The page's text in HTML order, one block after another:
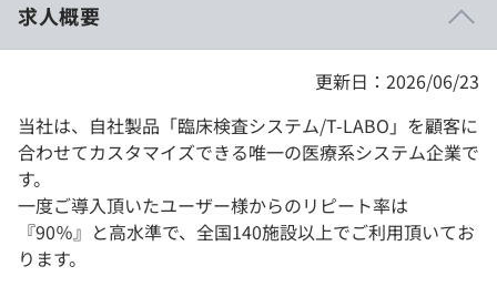
求人概要
更新日：2026/06/23
当社は、自社製品「臨床検査システム/T-LABO」を顧客に
合わせてカスタマイズできる唯一の医療系システム企業で
す。
一度ご導入頂いたユーザー様からのリピート率は
『90％』と高水準で、全国140施設以上でご利用頂いてお
ります。